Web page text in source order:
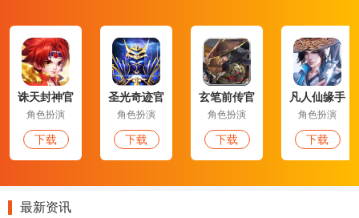
龙之怒哄官网版特色：
1、你一定要时刻提升自己的战斗能力才能在这个世界立足下去，还
2、你要不断厮杀更多首领大BOSS，同时这款游戏还是以自由PK对
抗为核心，让你感受到厮杀乱斗的激情；
诛天封神官
网版
角色扮演
下载
圣光奇迹官
网版
角色扮演
下载
玄笔前传官
网版
角色扮演
下载
凡人仙缘手
游
角色扮演
下载
最新资讯